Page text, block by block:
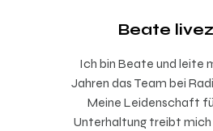
Beate
Ich bin Beate und leite
Jahren das Team bei
Meine Leidenschaft
Unterhaltung treibt mich